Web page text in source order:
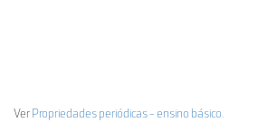
VerPropriedades periódicas - ensino básico.